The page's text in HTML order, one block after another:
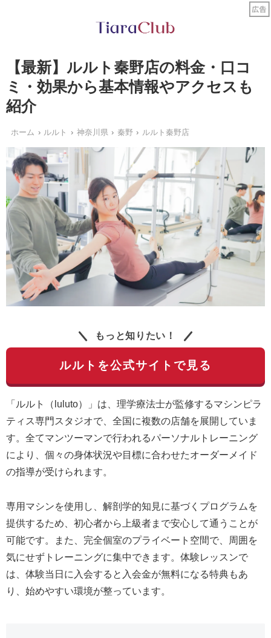
【最新】ルルト秦野店の料金・口コ
ミ・効果から基本情報やアクセスも
紹介
ホーム ルルト 神奈川県 秦野 ルルト秦野店
もっと知りたい！
ルルトを公式サイトで見る
「ルルト（luluto）」は、理学療法士が監修するマシンピラ
ティス専門スタジオで、全国に複数の店舗を展開していま
す。全てマンツーマンで行われるパーソナルトレーニング
により、個々の身体状況や目標に合わせたオーダーメイド
の指導が受けられます。
専用マシンを使用し、解剖学的知見に基づくプログラムを
提供するため、初心者から上級者まで安心して通うことが
可能です。また、完全個室のプライベート空間で、周囲を
気にせずトレーニングに集中できます。体験レッスンで
は、体験当日に入会すると入会金が無料になる特典もあ
り、始めやすい環境が整っています。